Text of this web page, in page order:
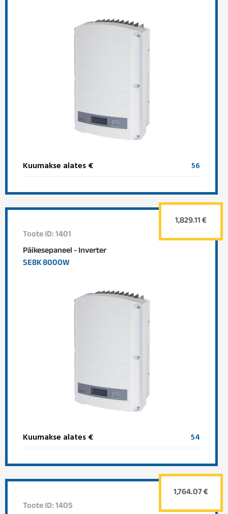
Kuumakse alates € 56
Toote ID: 1401
Päikesepaneel - Inverter
SE8K 8000W
Kuumakse alates € 54
1,829.11 €
Toote ID: 1405
1,764.07 €